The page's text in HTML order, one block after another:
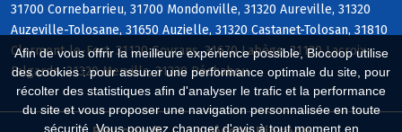
Afin de vous offrir la meilleure expérience possible, Biocoop utilise
des cookies : pour assurer une performance optimale du site, pour
récolter des statistiques afin d'analyser le trafic et la performance
du site et vous proposer une navigation personnalisée en toute
sécurité. Vous pouvez changer d'avis à tout moment en
31700 Cornebarrieu, 31700 Mondonville, 31320 Aureville, 31320
Auzeville-Tolosane, 31650 Auzielle, 31320 Castanet-Tolosan, 31810
Clermont-le-Fort, 31120 Goyrans, 31670 Labège, 31120 Lacroix-
Falgarde, 31320 Mervilla, 31320 Péchabou